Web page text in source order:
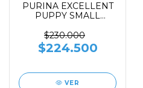
PURINA EXCELLENT
PUPPY SMALL
$230.000
$224.500
VER